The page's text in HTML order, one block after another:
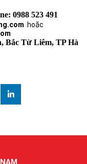
0988 523 491
hoặc
Bắc Từ Liêm, TP Hà